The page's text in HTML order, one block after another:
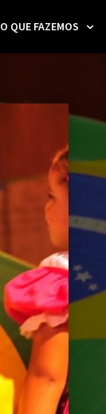
O QUE FAZEMOS